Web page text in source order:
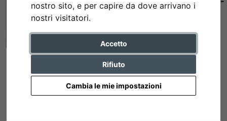
nostro sito, e per capire da dove arrivano i
nostri visitatori.
Accetto
Rifiuto
Cambia le mie impostazioni